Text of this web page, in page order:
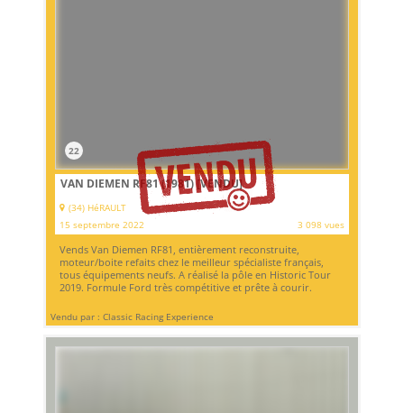
22
VAN DIEMEN RF81 (1981)[VENDU]
(34) HéRAULT
15 septembre 2022
3 098 vues
Vends Van Diemen RF81, entièrement reconstruite,
moteur/boite refaits chez le meilleur spécialiste français,
tous équipements neufs. A réalisé la pôle en Historic Tour
2019. Formule Ford très compétitive et prête à courir.
Vendu par : Classic Racing Experience